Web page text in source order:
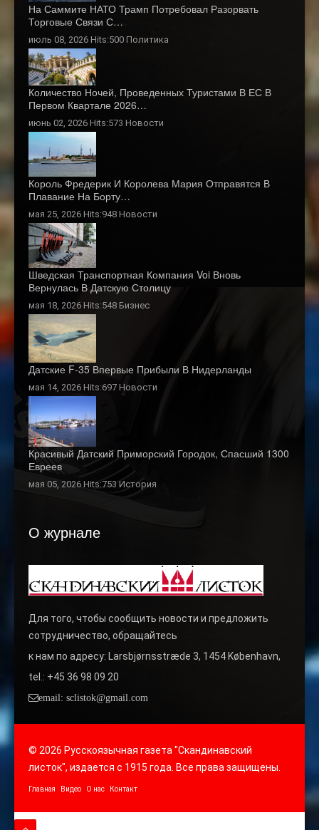
На Саммите НАТО Трамп Потребовал Разорвать
Торговые Связи С…
июль 08, 2026 Hits:500 Политика
Количество Ночей, Проведенных Туристами В ЕС В
Первом Квартале 2026…
июнь 02, 2026 Hits:573 Новости
Король Фредерик И Королева Мария Отправятся В
Плавание На Борту…
мая 25, 2026 Hits:948 Новости
Шведская Транспортная Компания Voi Вновь
Вернулась В Датскую Столицу
мая 18, 2026 Hits:548 Бизнес
Датские F-35 Впервые Прибыли В Нидерланды
мая 14, 2026 Hits:697 Новости
Красивый Датский Приморский Городок, Спасший 1300
Евреев
мая 05, 2026 Hits:753История
О журнале
Для того, чтобы сообщить новости и предложить
сотрудничество, обращайтесь
к нам по адресу: Larsbjørnsstræde 3, 1454 København,
tel.: +45 36 98 09 20
email: sclistok@gmail.com
© 2026 Русскоязычная газета "Скандинавский
листок", издается с 1915 года. Все права защищены.
Главная Видео О нас Контакт